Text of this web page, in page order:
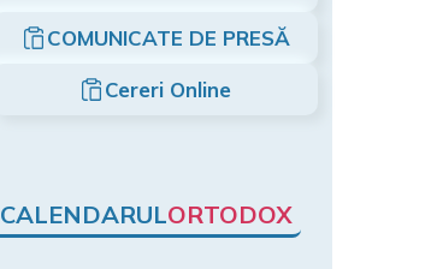
COMUNICATE DE PRESĂ
Cereri Online
CALENDARULORTODOX